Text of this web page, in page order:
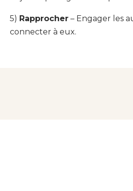
5) Rapprocher – Engager les
connecter à eux.